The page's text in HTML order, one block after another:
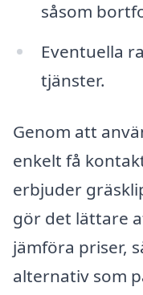
såsom
Eventuella
tjänster.
Genom att
enkelt få
erbjuder
gör det lättare
jämföra priser,
alternativ som